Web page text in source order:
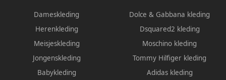
Dameskleding
Herenkleding
Meisjeskleding
Jongenskleding
Babykleding
Dolce & Gabbana kleding
Dsquared2 kleding
Moschino kleding
Tommy Hilfiger kleding
Adidas kleding